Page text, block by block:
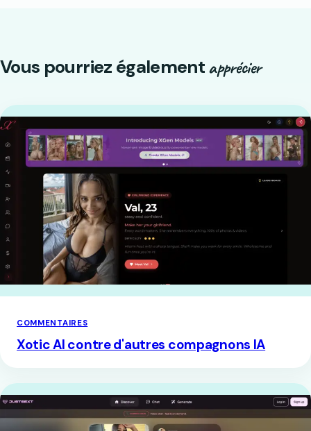
Vous pourriez égalementapprécier
COMMENTAIRES
Xotic AI contre d'autres compagnons IA